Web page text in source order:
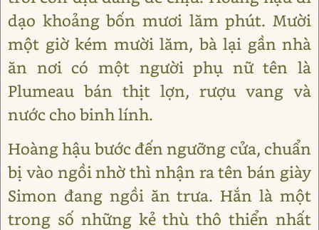
dạo khoảng bốn mươi lăm phút. Mười
một giờ kém mười lăm, bà lại gần nhà
ăn nơi có một người phụ nữ tên là
Plumeau bán thịt lợn, rượu vang và
nước cho binh lính.
Hoàng hậu bước đến ngưỡng cửa, chuẩn
bị vào ngồi nhờ thì nhận ra tên bán giày
Simon đang ngồi ăn trưa. Hắn là một
trong số những kẻ thù thô thiển nhất